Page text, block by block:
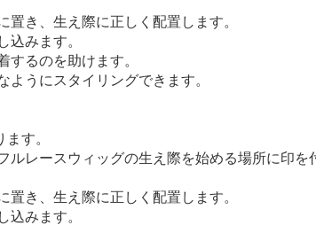
き、生え際に正しく配置します。
込みます。
るのを助けます。
うにスタイリングできます。
す。
レースウィッグの生え際を始める場所に印を
き、生え際に正しく配置します。
込みます。